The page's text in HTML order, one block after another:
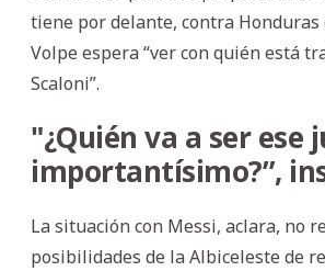
tiene por delante, contra Honduras
Volpe espera “ver con quién está
Scaloni”.
"¿Quién va a ser ese
importantísimo?”,
La situación con Messi, aclara, no
posibilidades de la Albiceleste de